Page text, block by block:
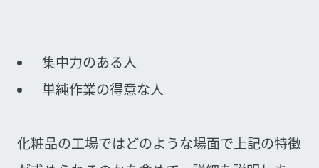
集中力のある人
単純作業の得意な人
化粧品の工場ではどのような場面で上記の特徴